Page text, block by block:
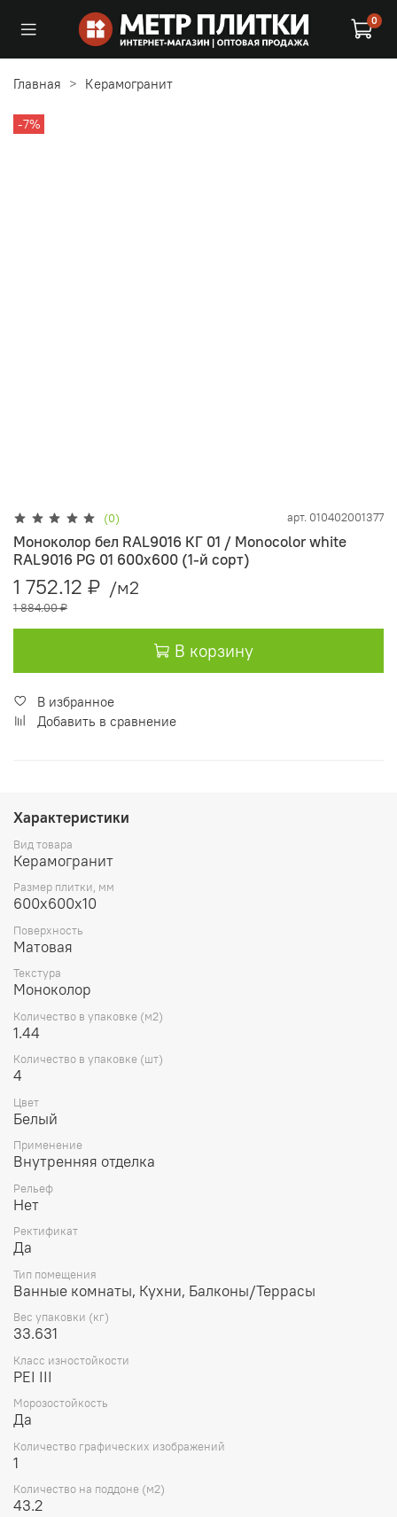
0
Главная Керамогранит
-7%
(0) арт. 010402001377
Моноколор бел RAL9016 КГ 01 / Monocolor white
RAL9016 PG 01 600х600 (1-й сорт)
1 752.12 ₽ /м2
1 884.00 ₽
В корзину
В избранное
Добавить в сравнение
Характеристики
Вид товара
Керамогранит
Размер плитки, мм
600х600х10
Поверхность
Матовая
Текстура
Моноколор
Количество в упаковке (м2)
1.44
Количество в упаковке (шт)
4
Цвет
Белый
Применение
Внутренняя отделка
Рельеф
Нет
Ректификат
Да
Тип помещения
Ванные комнаты, Кухни, Балконы/Террасы
Вес упаковки (кг)
33.631
Класс изностойкости
PEI III
Морозостойкость
Да
Количество графических изображений
1
Количество на поддоне (м2)
43.2